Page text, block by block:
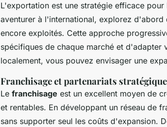
L'exportation est une stratégie efficace pour
aventurer à l'international, explorez
encore exploités. Cette approche
spécifiques de chaque marché et
localement, vous pouvez envisager une
Franchisage et partenariats
Le franchisage est un excellent moyen de
et rentables. En développant un réseau de
sans supporter seul les coûts d'expansion.